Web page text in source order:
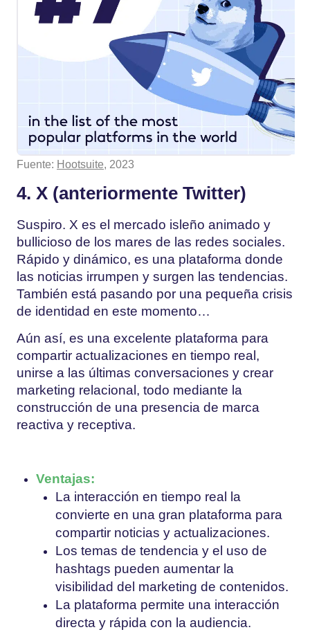
Fuente: Hootsuite, 2023
4. X (anteriormente Twitter)
Suspiro. X es el mercado isleño animado y
bullicioso de los mares de las redes sociales.
Rápido y dinámico, es una plataforma donde
las noticias irrumpen y surgen las tendencias.
También está pasando por una pequeña crisis
de identidad en este momento…
Aún así, es una excelente plataforma para
compartir actualizaciones en tiempo real,
unirse a las últimas conversaciones y crear
marketing relacional, todo mediante la
construcción de una presencia de marca
reactiva y receptiva.
Ventajas:
La interacción en tiempo real la
convierte en una gran plataforma para
compartir noticias y actualizaciones.
Los temas de tendencia y el uso de
hashtags pueden aumentar la
visibilidad del marketing de contenidos.
La plataforma permite una interacción
directa y rápida con la audiencia.